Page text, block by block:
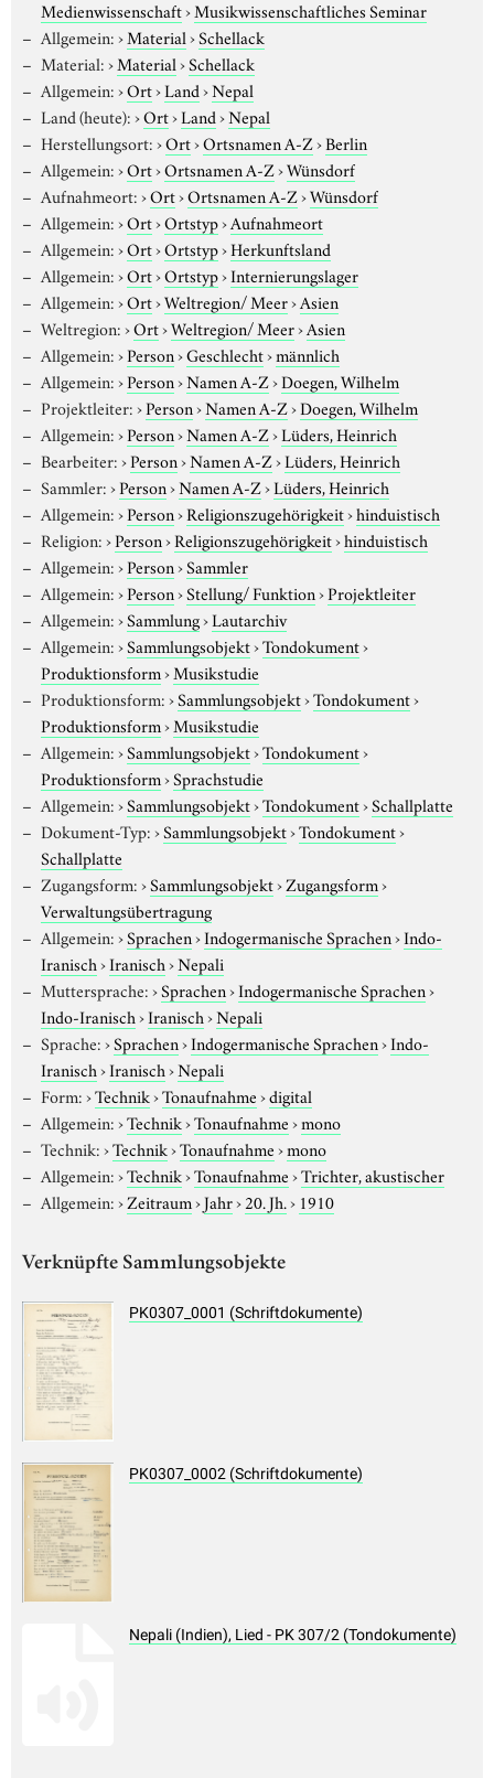
Medienwissenschaft›Musikwissenschaftliches Seminar
Allgemein:›Material›Schellack
Material:›Material›Schellack
Allgemein:›Ort›Land›Nepal
Land (heute):›Ort›Land›Nepal
Herstellungsort:›Ort›Ortsnamen A-Z›Berlin
Allgemein:›Ort›Ortsnamen A-Z›Wünsdorf
Aufnahmeort:›Ort›Ortsnamen A-Z›Wünsdorf
Allgemein:›Ort›Ortstyp›Aufnahmeort
Allgemein:›Ort›Ortstyp›Herkunftsland
Allgemein:›Ort›Ortstyp›Internierungslager
Allgemein:›Ort›Weltregion/ Meer›Asien
Weltregion:›Ort›Weltregion/ Meer›Asien
Allgemein:›Person›Geschlecht›männlich
Allgemein:›Person›Namen A-Z›Doegen, Wilhelm
Projektleiter:›Person›Namen A-Z›Doegen, Wilhelm
Allgemein:›Person›Namen A-Z›Lüders, Heinrich
Bearbeiter:›Person›Namen A-Z›Lüders, Heinrich
Sammler:›Person›Namen A-Z›Lüders, Heinrich
Allgemein:›Person›Religionszugehörigkeit›hinduistisch
Religion:›Person›Religionszugehörigkeit›hinduistisch
Allgemein:›Person›Sammler
Allgemein:›Person›Stellung/ Funktion›Projektleiter
Allgemein:›Sammlung›Lautarchiv
Allgemein:›Sammlungsobjekt›Tondokument›
Produktionsform›Musikstudie
Produktionsform:›Sammlungsobjekt›Tondokument›
Produktionsform›Musikstudie
Allgemein:›Sammlungsobjekt›Tondokument›
Produktionsform›Sprachstudie
Allgemein:›Sammlungsobjekt›Tondokument›Schallplatte
Dokument-Typ:›Sammlungsobjekt›Tondokument›
Schallplatte
Zugangsform:›Sammlungsobjekt›Zugangsform›
Verwaltungsübertragung
Allgemein:›Sprachen›Indogermanische Sprachen›Indo-
Iranisch›Iranisch›Nepali
Muttersprache:›Sprachen›Indogermanische Sprachen›
Indo-Iranisch›Iranisch›Nepali
Sprache:›Sprachen›Indogermanische Sprachen›Indo-
Iranisch›Iranisch›Nepali
Form:›Technik›Tonaufnahme›digital
Allgemein:›Technik›Tonaufnahme›mono
Technik:›Technik›Tonaufnahme›mono
Allgemein:›Technik›Tonaufnahme›Trichter, akustischer
Allgemein:›Zeitraum›Jahr›20. Jh.› 1910
Verknüpfte Sammlungsobjekte
PK0307_0001 (Schriftdokumente)
PK0307_0002 (Schriftdokumente)
Nepali (Indien), Lied - PK 307/2 (Tondokumente)